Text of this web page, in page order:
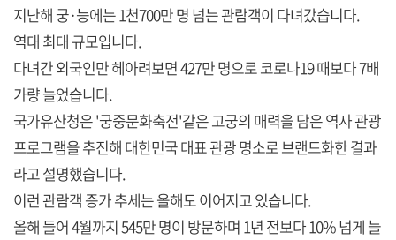
지난해 궁·능에는 1천700만 명 넘는 관람객이 다녀갔습니다.
역대 최대 규모입니다.
다녀간 외국인만 헤아려보면 427만 명으로 코로나19 때보다 7배
가량 늘었습니다.
국가유산청은 '궁중문화축전'같은 고궁의 매력을 담은 역사 관광
프로그램을 추진해 대한민국 대표 관광 명소로 브랜드화한 결과
라고 설명했습니다.
이런 관람객 증가 추세는 올해도 이어지고 있습니다.
올해 들어 4월까지 545만 명이 방문하며 1년 전보다 10% 넘게 늘